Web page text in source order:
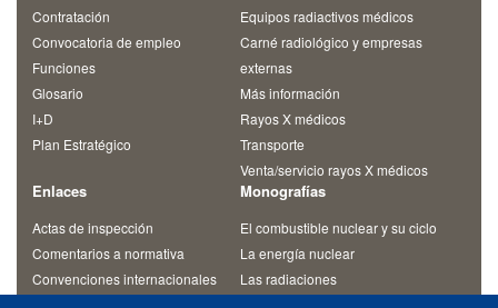
Contratación
Convocatoria de empleo
Funciones
Glosario
I+D
Plan Estratégico
Equipos radiactivos médicos
Carné radiológico y empresas
externas
Más información
Rayos X médicos
Transporte
Venta/servicio rayos X médicos
Enlaces
Actas de inspección
Comentarios a normativa
Convenciones internacionales
Monografías
El combustible nuclear y su ciclo
La energía nuclear
Las radiaciones